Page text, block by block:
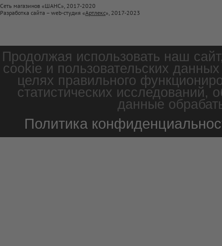
Сеть магазинов «ШАНС», 2017-2020
Разработка сайта – web-студия «Артлекс», 2017-2023
Продолжая использовать наш
cookie и пользовательских
целях правильного
статистических
данные
Политика